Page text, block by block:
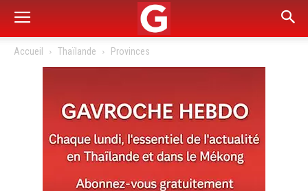
Accueil Thaïlande Provinces